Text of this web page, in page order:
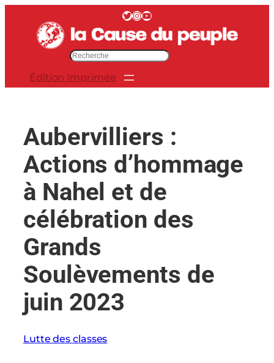
contenu
Twitter InstagramYouTube
c
e
r
Édition Imprimée
Aubervilliers :
Actions d’hommage
à Nahel et de
célébration des
Grands
Soulèvements de
juin 2023
Lutte des classes